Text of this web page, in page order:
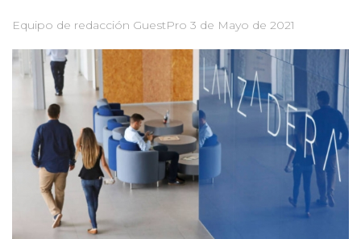
Equipo de redacción GuestPro 3 de Mayo de 2021